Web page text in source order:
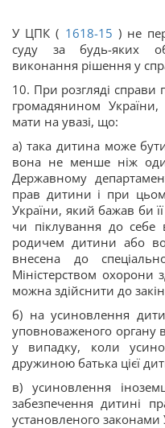
У ЦПК ( 1618-15 ) не
суду за будь-яких
виконання рішення у
10. При розгляді
громадянином
мати на увазі, що:
а) така дитина може
вона не менше ніж
Державному
прав дитини і при
України, який бажав би
чи піклування до
родичем дитини або
внесена до
Міністерством охорони
можна здійснити до
б) на усиновлення
уповноваженого органу
у випадку, коли
дружиною батька цієї
в) усиновлення
забезпечення дитині
установленого законами